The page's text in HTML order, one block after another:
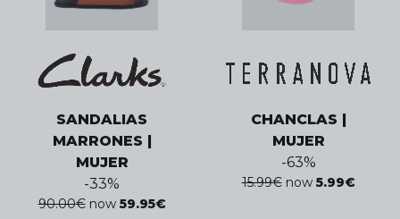
SANDALIAS
MARRONES |
MUJER
-33%
90.00€ now 59.95€
CHANCLAS |
MUJER
-63%
15.99€ now 5.99€